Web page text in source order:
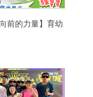
前的力量】育幼